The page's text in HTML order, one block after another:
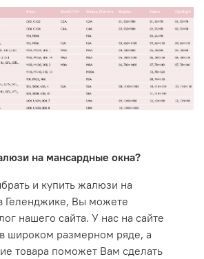
на мансардные окна?
и купить жалюзи на
Геленджике, Вы можете
нашего сайта. У нас на сайте
широком размерном ряде, а
товара поможет Вам сделать